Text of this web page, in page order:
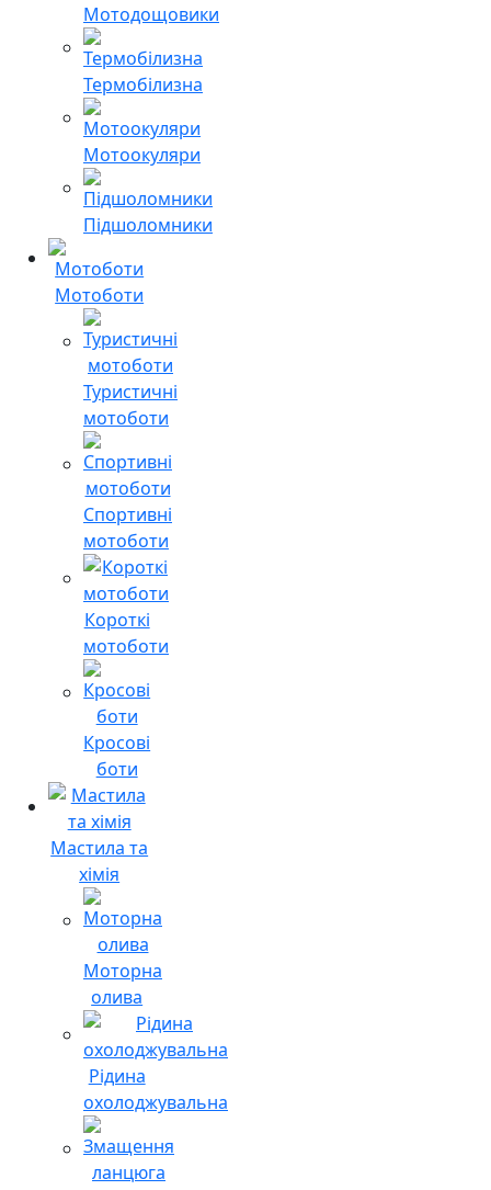
Мотодощовики
Термобілизна
Мотоокуляри
Підшоломники
Мотоботи
Туристичні
мотоботи
Спортивні
мотоботи
Короткі
мотоботи
Кросові
боти
Мастила та
хімія
Моторна
олива
Рідина
охолоджувальна